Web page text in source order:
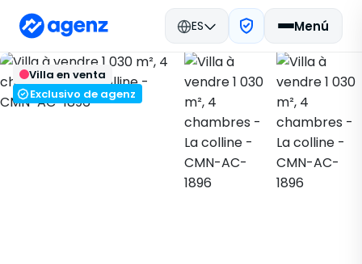
ES Menú
Volver
Bienes raíces en Marruecos
Comprar
Villa
La colline CMN-AC-1896
Guardar
Villa en venta
Exclusivo de agenz